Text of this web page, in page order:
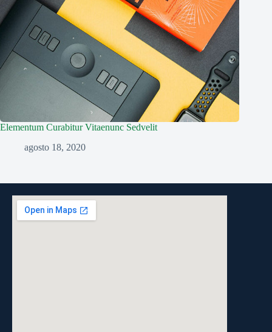
Elementum Curabitur Vitaenunc Sedvelit
agosto 18, 2020